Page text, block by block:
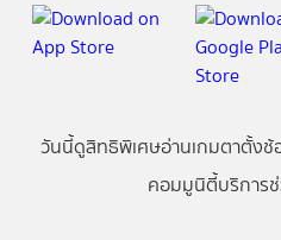
วันนี้ดูสิทธิพิเศษอ่านเกมตาตั้งช้
คอมมูนิตี้บริการ